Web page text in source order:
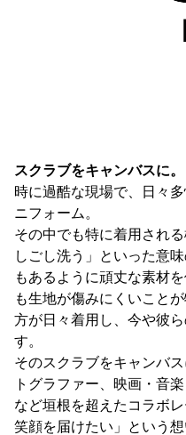
スクラブをキャンバスに。
時に過酷な現場で、日々
ニフォーム。
その中でも特に着用され
しごし洗う」といった意
もあるように頑丈な素材
も生地が傷みにくいこと
方が日々着用し、今や彼
す。
そのスクラブをキャンバ
トグラファー、映画・音
など垣根を超えたコラボ
笑顔を届けたい」という